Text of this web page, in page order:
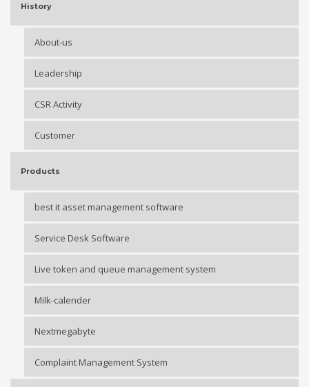
History
About-us
Leadership
CSR Activity
Customer
Products
best it asset management software
Service Desk Software
Live token and queue management system
Milk-calender
Nextmegabyte
Complaint Management System